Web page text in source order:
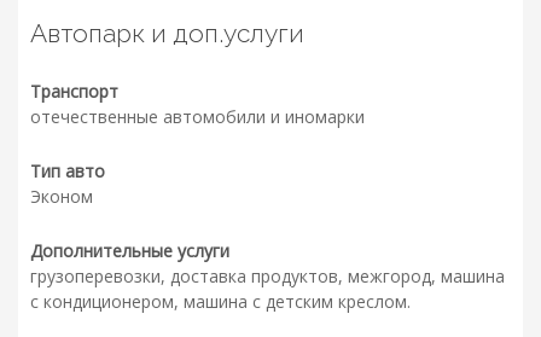
Автопарк и доп.услуги
Транспорт
отечественные автомобили и иномарки
Тип авто
Эконом
Дополнительные услуги
грузоперевозки, доставка продуктов, межгород, машина
с кондиционером, машина с детским креслом.